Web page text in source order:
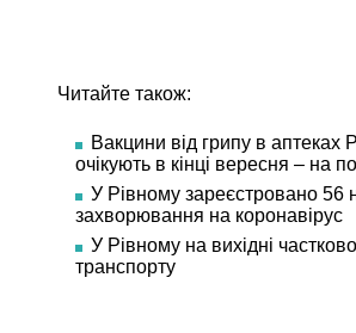
Читайте також:
Вакцини від грипу в аптеках
очікують в кінці вересня – на
У Рівному зареєстровано 56
захворювання на коронавірус
У Рівному на вихідні
транспорту